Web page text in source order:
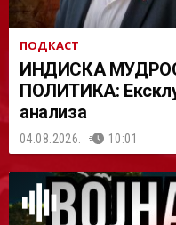
ПОДКАСТ
ИНДИСКА
ПОЛИТИКА:
анализа
04.08.2026. 10:01